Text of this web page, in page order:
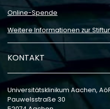
Online-Spende
Weitere Informationen zur
KONTAKT
Universitätsklinikum Aachen,
Pauwelsstraße 30